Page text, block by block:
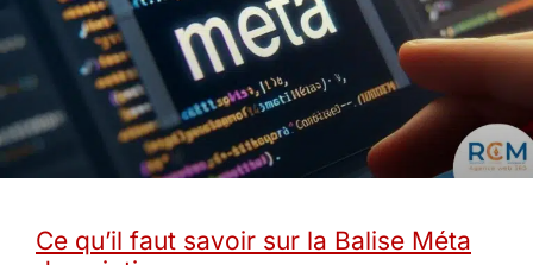
Ce qu’il faut savoir sur la Balise Méta